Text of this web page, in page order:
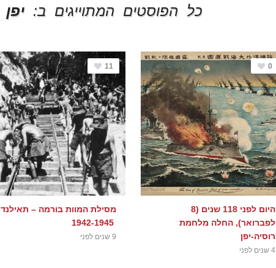
כל הפוסטים המתוייגים ב:יפן
0
היום לפני 118 שנים (8
לפברואר), החלה מלחמת
רוסיה-יפן
4 שנים לפני
11
מסילת המוות בורמה – תאילנד
9 שנים לפני